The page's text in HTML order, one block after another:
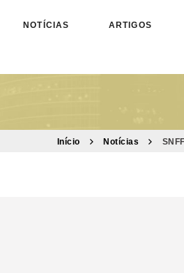
NOTÍCIAS ARTIGOS
Início Notícias